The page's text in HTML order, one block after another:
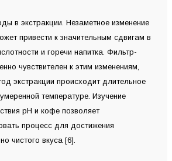
в экстракции. Незаметное изменение
привести к значительным сдвигам в
и горечи напитка. Фильтр-
чувствителен к этим изменениям,
экстракции происходит длительное
температуре. Изучение
рН и кофе позволяет
процесс для достижения
чистого вкуса [6].